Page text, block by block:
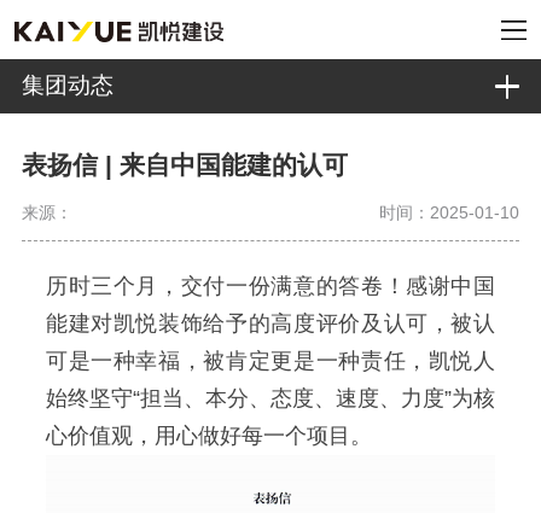
集团动态
表扬信 | 来自中国能建的认可
来源： 时间：2025-01-10
历时三个月，交付一份满意的答卷！感谢中国
能建对凯悦装饰给予的高度评价及认可，被认
可是一种幸福，被肯定更是一种责任，凯悦人
始终坚守“担当、本分、态度、速度、力度”为核
心价值观，用心做好每一个项目。